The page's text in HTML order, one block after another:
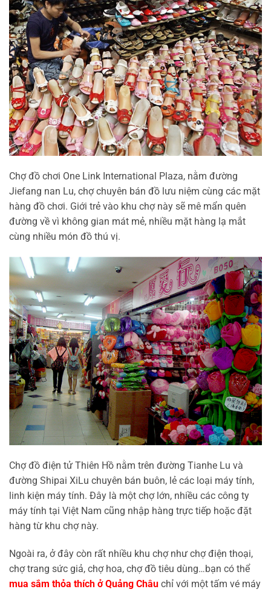
Chợ đồ chơi One Link International Plaza, nằm đường
Jiefang nan Lu, chợ chuyên bán đồ lưu niệm cùng các mặt
hàng đồ chơi. Giới trẻ vào khu chợ này sẽ mê mẩn quên
đường về vì không gian mát mẻ, nhiều mặt hàng lạ mắt
cùng nhiều món đồ thú vị.
Chợ đồ điện tử Thiên Hồ nằm trên đường Tianhe Lu và
đường Shipai XiLu chuyên bán buôn, lẻ các loại máy tính,
linh kiện máy tính. Đây là một chợ lớn, nhiều các công ty
máy tính tại Việt Nam cũng nhập hàng trực tiếp hoặc đặt
hàng từ khu chợ này.
Ngoài ra, ở đây còn rất nhiều khu chợ như chợ điện thoại,
chợ trang sức giả, chợ hoa, chợ đồ tiêu dùng…bạn có thể
mua sắm thỏa thích ở Quảng Châu chỉ với một tấm vé máy